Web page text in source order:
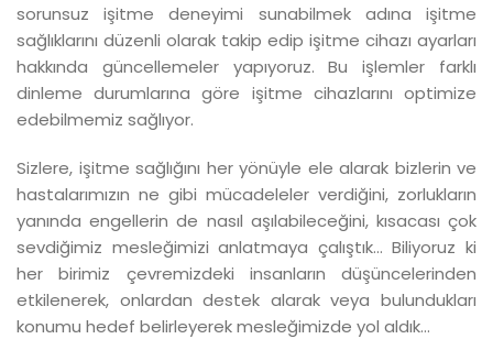
sorunsuz işitme deneyimi sunabilmek adına işitme
sağlıklarını düzenli olarak takip edip işitme cihazı ayarları
hakkında güncellemeler yapıyoruz. Bu işlemler farklı
dinleme durumlarına göre işitme cihazlarını optimize
edebilmemiz sağlıyor.
Sizlere, işitme sağlığını her yönüyle ele alarak bizlerin ve
hastalarımızın ne gibi mücadeleler verdiğini, zorlukların
yanında engellerin de nasıl aşılabileceğini, kısacası çok
sevdiğimiz mesleğimizi anlatmaya çalıştık... Biliyoruz ki
her birimiz çevremizdeki insanların düşüncelerinden
etkilenerek, onlardan destek alarak veya bulundukları
konumu hedef belirleyerek mesleğimizde yol aldık…